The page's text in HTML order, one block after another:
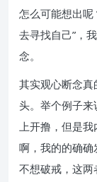
怎么可能想出呢
去寻找自己”，
念。
其实观心断念
头。举个例子
上开撸，但是
啊，我的的确
不想破戒，这